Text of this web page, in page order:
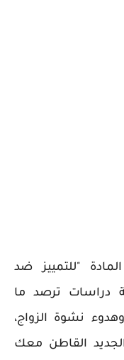
"للتمييز ضد
دراسات ترصد ما
نشوة الزواج،
القاطن معك